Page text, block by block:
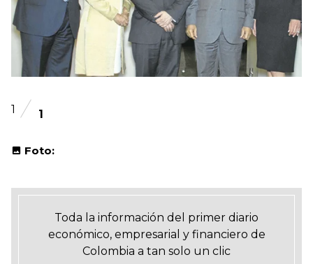
1 1
Foto:
Toda la información del primer diario
económico, empresarial y financiero de
Colombia a tan solo un clic